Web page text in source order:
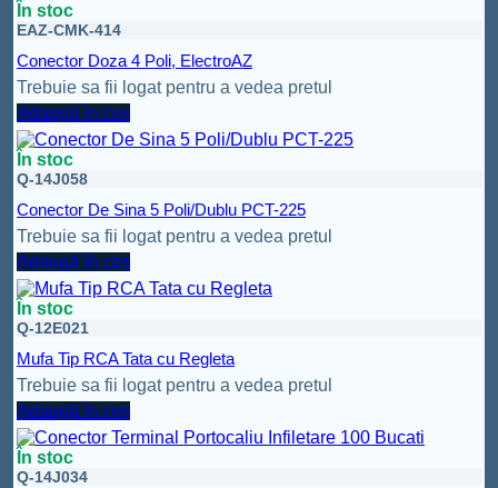
În stoc
EAZ-CMK-414
Conector Doza 4 Poli, ElectroAZ
Trebuie sa fii logat pentru a vedea pretul
Adaugă în coș
În stoc
Q-14J058
Conector De Sina 5 Poli/Dublu PCT-225
Trebuie sa fii logat pentru a vedea pretul
Adaugă în coș
În stoc
Q-12E021
Mufa Tip RCA Tata cu Regleta
Trebuie sa fii logat pentru a vedea pretul
Adaugă în coș
În stoc
Q-14J034